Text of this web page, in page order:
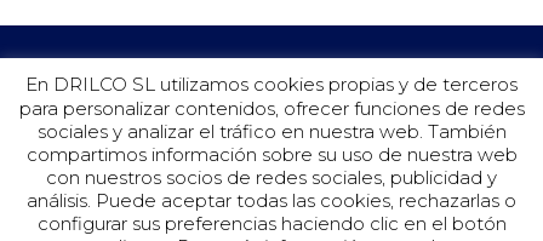
En DRILCO SL utilizamos cookies propias y de terceros
para personalizar contenidos, ofrecer funciones de redes
sociales y analizar el tráfico en nuestra web. También
compartimos información sobre su uso de nuestra web
con nuestros socios de redes sociales, publicidad y
análisis. Puede aceptar todas las cookies, rechazarlas o
configurar sus preferencias haciendo clic en el botón